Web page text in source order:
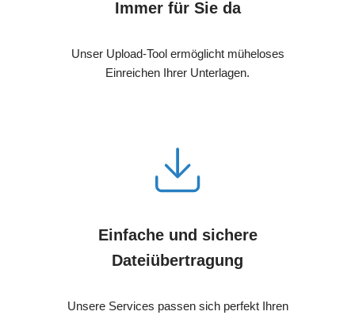
Immer für Sie da
Unser Upload-Tool ermöglicht müheloses
Einreichen Ihrer Unterlagen.
Einfache und sichere
Dateiübertragung
Unsere Services passen sich perfekt Ihren